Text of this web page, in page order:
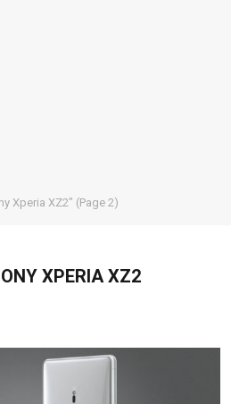
Xperia XZ2" (Page 2)
XPERIA XZ2